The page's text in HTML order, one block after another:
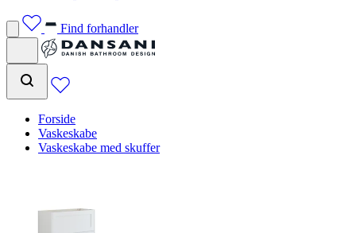
Find forhandler
Forside
Vaskeskabe
Vaskeskabe med skuffer